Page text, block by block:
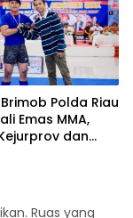
KE PENJARA
Polda Riau
Emas MMA,
dan
Ruas yang